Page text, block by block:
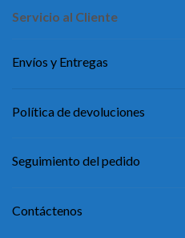
Servicio al Cliente
Envíos y Entregas
Política de devoluciones
Seguimiento del pedido
Contáctenos